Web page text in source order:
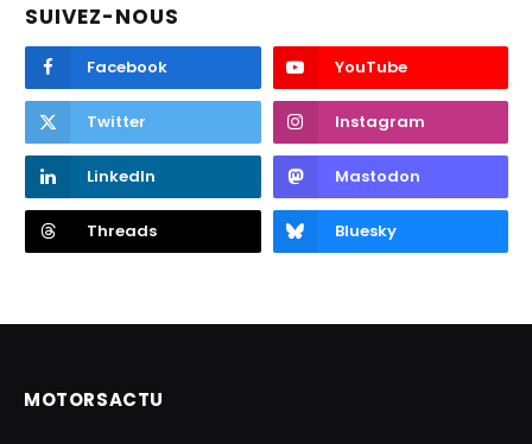
SUIVEZ-NOUS
Facebook YouTube
Twitter Instagram
LinkedIn Mastodon
Threads Bluesky
MOTORSACTU